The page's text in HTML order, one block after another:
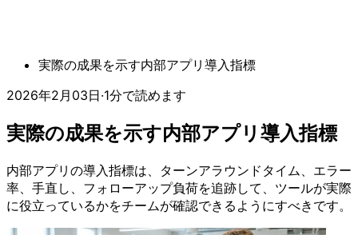
実際の成果を示す内部アプリ導入指標
2026年2月03日·1分で読めます
実際の成果を示す内部アプリ導入指標
内部アプリの導入指標は、ターンアラウンドタイム、エラー
率、手直し、フォローアップ負荷を追跡して、ツールが実際
に役立っているかをチームが確認できるようにすべきです。